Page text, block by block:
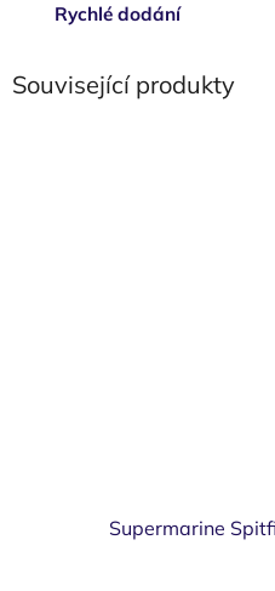
Rychlé dodání
Související produkty
Supermarine